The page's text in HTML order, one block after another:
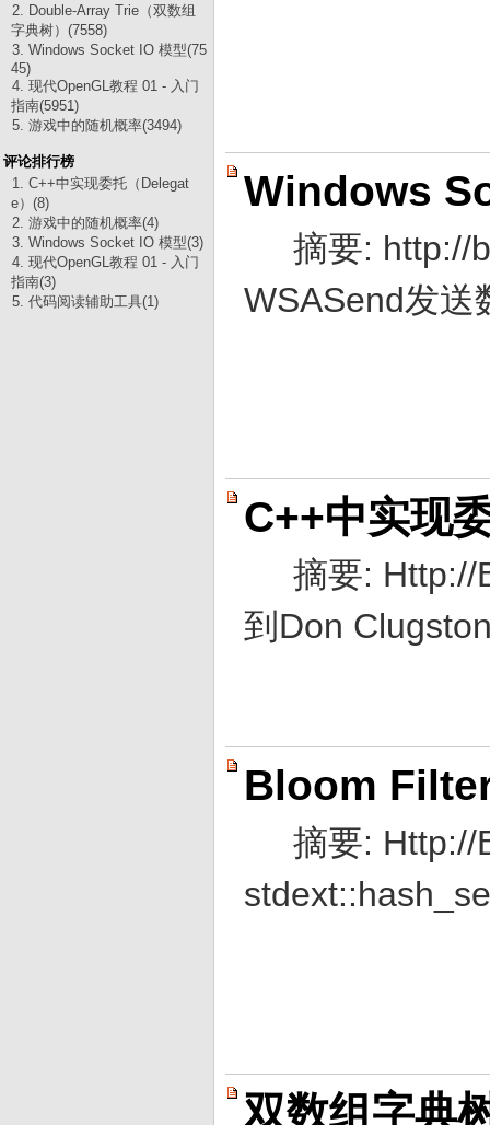
2. Double-Array Trie（双数组
字典树）(7558)
3. Windows Socket IO 模型(75
45)
4. 现代OpenGL教程 01 - 入门
指南(5951)
5. 游戏中的随机概率(3494)
评论排行榜
1. C++中实现委托（Delegat
e）(8)
2. 游戏中的随机概率(4)
3. Windows Socket IO 模型(3)
4. 现代OpenGL教程 01 - 入门
指南(3)
5. 代码阅读辅助工具(1)
Windows
摘要: http://
WSASend发送
C++中实现
摘要: Http://
到Don
Bloom
摘要: Http://
双数组字典